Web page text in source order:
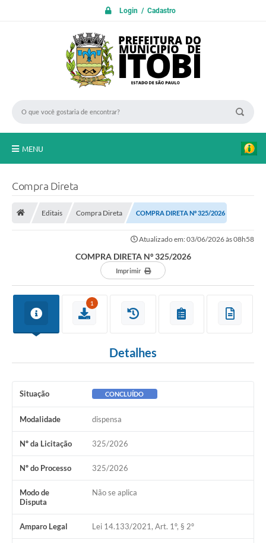
Login / Cadastro
MENU
LEIS MUNICIPAIS
Diário Oficial
Ouvidoria
COVID19
Contas Públicas
SIC
HISTÓRICO - ADM
Relação de Cargos e Salários
Galeria de Fotos
Compra Direta
Editais Compra Direta COMPRA DIRETA Nº 325/2026
Atualizado em: 03/06/2026 às 08h58
COMPRA DIRETA Nº 325/2026
Imprimir
1
Detalhes
Situação CONCLUÍDO
Modalidade dispensa
Nº da Licitação 325/2026
Nº do Processo 325/2026
Modo de
Disputa
Não se aplica
Amparo Legal Lei 14.133/2021, Art. 1º, § 2º